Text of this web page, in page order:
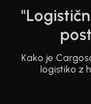
Kako je
logistiko z